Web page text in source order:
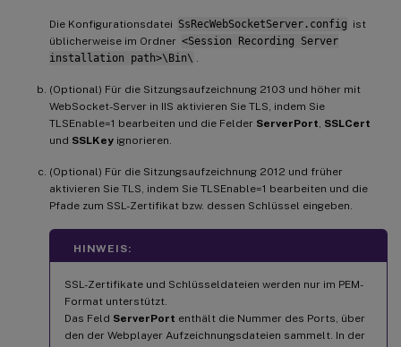
Die Konfigurationsdatei SsRecWebSocketServer.config ist
üblicherweise im Ordner <Session Recording Server
installation path>\Bin\
(Optional) Für die Sitzungsaufzeichnung 2103 und höher mit
WebSocket-Server in IIS aktivieren Sie TLS, indem Sie
TLSEnable=1 bearbeiten und die Felder ServerPort SSLCert
und SSLKey ignorieren.
(Optional) Für die Sitzungsaufzeichnung 2012 und früher
aktivieren Sie TLS, indem Sie TLSEnable=1 bearbeiten und die
Pfade zum SSL-Zertifikat bzw. dessen Schlüssel eingeben.
HINWEIS:
SSL-Zertifikate und Schlüsseldateien werden nur im PEM-
Format unterstützt.
Das Feld ServerPort enthält die Nummer des Ports, über
den der Webplayer Aufzeichnungsdateien sammelt. In der